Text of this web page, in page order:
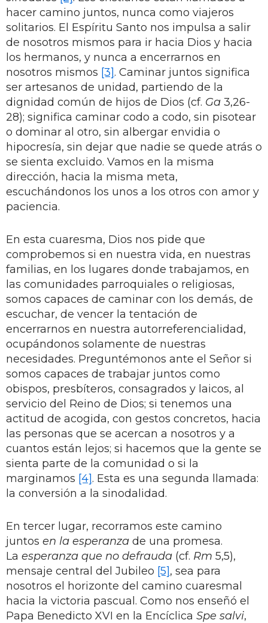
hacer camino juntos, nunca como viajeros
solitarios. El Espíritu Santo nos impulsa a salir
de nosotros mismos para ir hacia Dios y hacia
los hermanos, y nunca a encerrarnos en
nosotros mismos [3]. Caminar juntos significa
ser artesanos de unidad, partiendo de la
dignidad común de hijos de Dios (cf. Ga 3,26-
28); significa caminar codo a codo, sin pisotear
o dominar al otro, sin albergar envidia o
hipocresía, sin dejar que nadie se quede atrás o
se sienta excluido. Vamos en la misma
dirección, hacia la misma meta,
escuchándonos los unos a los otros con amor y
paciencia.
En esta cuaresma, Dios nos pide que
comprobemos si en nuestra vida, en nuestras
familias, en los lugares donde trabajamos, en
las comunidades parroquiales o religiosas,
somos capaces de caminar con los demás, de
escuchar, de vencer la tentación de
encerrarnos en nuestra autorreferencialidad,
ocupándonos solamente de nuestras
necesidades. Preguntémonos ante el Señor si
somos capaces de trabajar juntos como
obispos, presbíteros, consagrados y laicos, al
servicio del Reino de Dios; si tenemos una
actitud de acogida, con gestos concretos, hacia
las personas que se acercan a nosotros y a
cuantos están lejos; si hacemos que la gente se
sienta parte de la comunidad o si la
marginamos [4]. Esta es una segunda llamada:
la conversión a la sinodalidad.
En tercer lugar, recorramos este camino
juntos en la esperanza de una promesa.
La esperanza que no defrauda (cf. Rm 5,5),
mensaje central del Jubileo [5], sea para
nosotros el horizonte del camino cuaresmal
hacia la victoria pascual. Como nos enseñó el
Papa Benedicto XVI en la Encíclica Spe salvi,